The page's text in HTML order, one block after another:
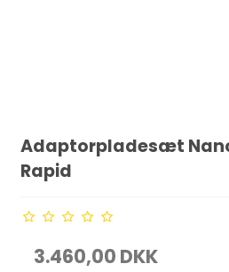
Adaptorpladesæt
Rapid
3.460,00 DKK